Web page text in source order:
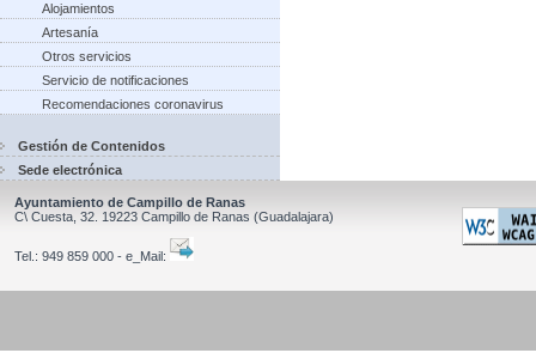
Alojamientos
Artesanía
Otros servicios
Servicio de notificaciones
Recomendaciones coronavirus
Gestión de Contenidos
Sede electrónica
Ayuntamiento de Campillo de Ranas
C\ Cuesta, 32. 19223 Campillo de Ranas (Guadalajara)
Tel.: 949 859 000 - e_Mail: